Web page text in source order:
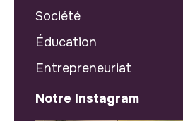
Société
Éducation
Entrepreneuriat
Notre Instagram